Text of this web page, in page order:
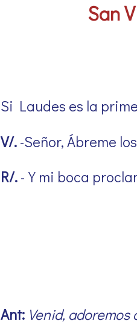
San
Si Laudes es la
V/.-Señor, Ábreme
R/.-Y mi boca
Ant: Venid, adoremos